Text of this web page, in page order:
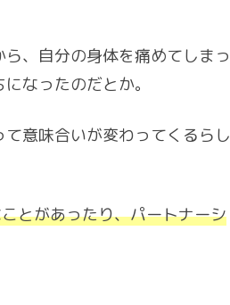
、自分の身体を痛めてしまっ
なったのだとか。
意味合いが変わってくるらし
とがあったり、パートナーシ